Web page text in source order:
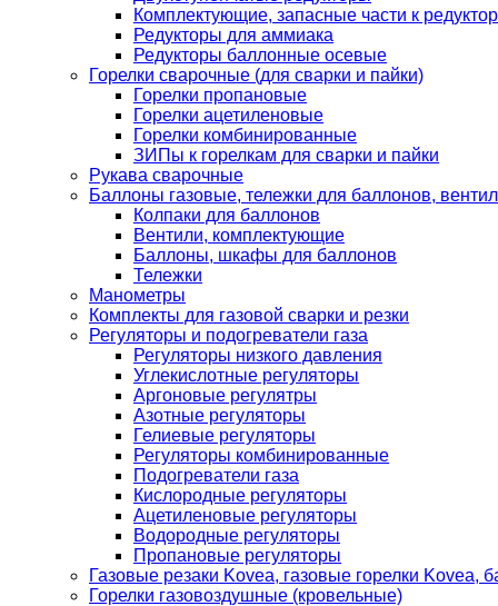
Комплектующие, запасные части к
Редукторы для аммиака
Редукторы баллонные осевые
Горелки сварочные (для сварки и пайки)
Горелки пропановые
Горелки ацетиленовые
Горелки комбинированные
ЗИПы к горелкам для сварки и пайки
Рукава сварочные
Баллоны газовые, тележки для баллонов,
Колпаки для баллонов
Вентили, комплектующие
Баллоны, шкафы для баллонов
Тележки
Манометры
Комплекты для газовой сварки и резки
Регуляторы и подогреватели газа
Регуляторы низкого давления
Углекислотные регуляторы
Аргоновые регулятры
Азотные регуляторы
Гелиевые регуляторы
Регуляторы комбинированные
Подогреватели газа
Кислородные регуляторы
Ацетиленовые регуляторы
Водородные регуляторы
Пропановые регуляторы
Газовые резаки Kovea, газовые горелки Kovea,
Горелки газовоздушные (кровельные)